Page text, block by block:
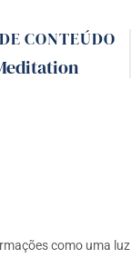
CONTEÚDO
como uma luz